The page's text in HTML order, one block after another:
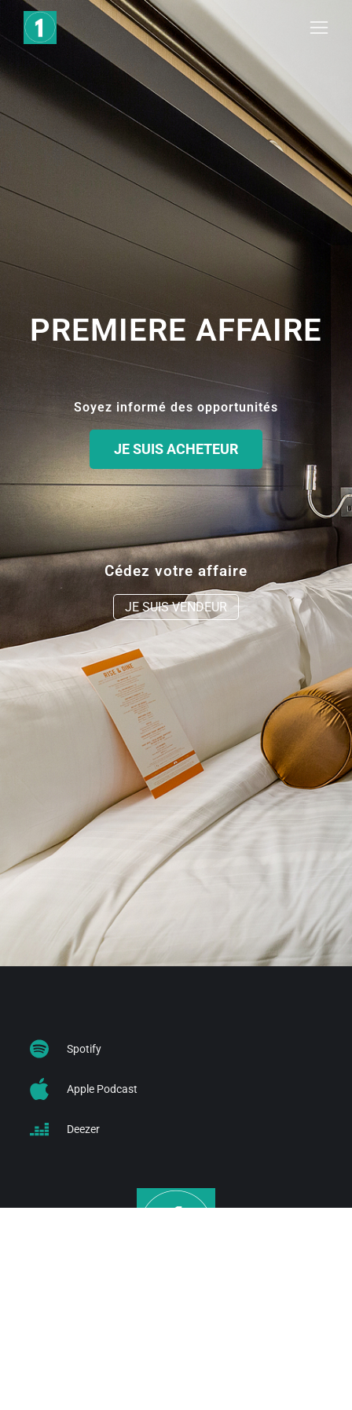
PREMIERE AFFAIRE
Soyez informé des opportunités
JE SUIS ACHETEUR
Cédez votre affaire
JE SUIS VENDEUR
Spotify
Apple Podcast
Deezer